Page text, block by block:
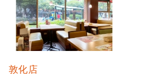
敦化店